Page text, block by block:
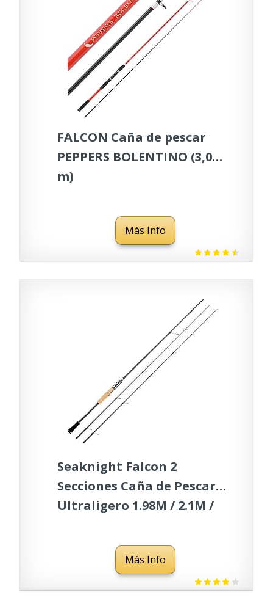
FALCON Caña de pescar
PEPPERS BOLENTINO (3,00
m)
Más Info
Seaknight Falcon 2
Secciones Caña de Pescar
Ultraligero 1.98M / 2.1M /
con Punta de Repuesto
Más Info